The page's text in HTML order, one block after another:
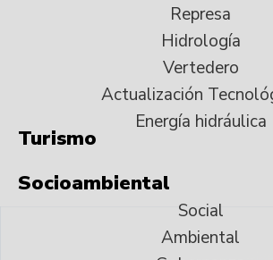
Represa
Hidrología
Vertedero
Actualización
Energía hidráulica
Turismo
Socioambiental
Social
Ambiental